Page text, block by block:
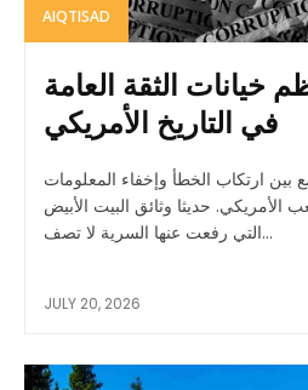
AIQTISAD
خيانات الثقة العامة
في التاريخ الأمريكي
ارتكاب الخطأ وإخفاء المعلومات
الأمريكي. حديثا وثائق البيت الأبيض
التي رفعت عنها السرية لا تصف...
JULY 20, 2026